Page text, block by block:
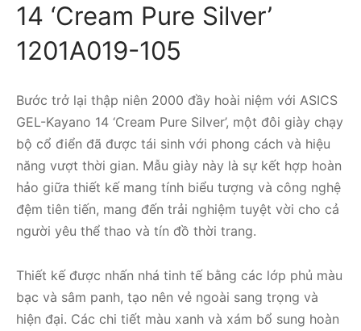
14 ‘Cream Pure Silver’
1201A019-105
Bước trở lại thập niên 2000 đầy hoài niệm với ASICS
GEL-Kayano 14 ‘Cream Pure Silver’, một đôi giày chạy
bộ cổ điển đã được tái sinh với phong cách và hiệu
năng vượt thời gian. Mẫu giày này là sự kết hợp hoàn
hảo giữa thiết kế mang tính biểu tượng và công nghệ
đệm tiên tiến, mang đến trải nghiệm tuyệt vời cho cả
người yêu thể thao và tín đồ thời trang.
Thiết kế được nhấn nhá tinh tế bằng các lớp phủ màu
bạc và sâm panh, tạo nên vẻ ngoài sang trọng và
hiện đại. Các chi tiết màu xanh và xám bổ sung hoàn